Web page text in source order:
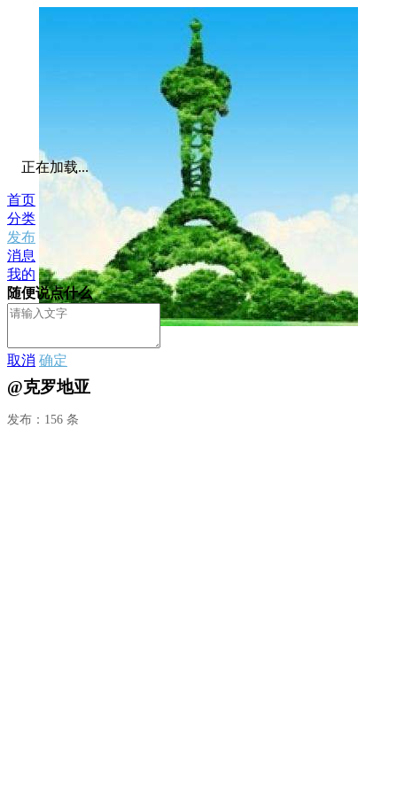
@克罗地亚
发布：156 条
正在加载...
首页
分类
发布
消息
我的
随便说点什么
取消 确定